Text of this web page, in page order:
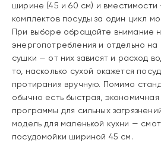
ширине (45 и 60 см) и вместимости
комплектов посуды за один цикл
При выборе обращайте внимание
энергопотребления и отдельно на
сушки — от них зависят и расход
то, насколько сухой окажется
протирания вручную. Помимо
обычно есть быстрая, экономичная
программы для сильных
модель для маленькой кухни —
посудомойки шириной 45 см.